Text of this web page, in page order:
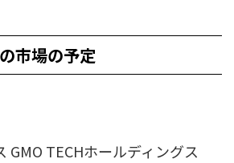
市場の予定
GMO TECHホールディングス